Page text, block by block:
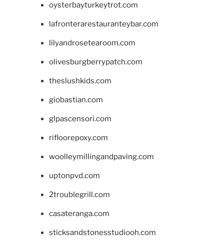
oysterbayturkeytrot.com
lafronterarestauranteybar.com
lilyandrosetearoom.com
olivesburgberrypatch.com
theslushkids.com
giobastian.com
glpascensori.com
rifloorepoxy.com
woolleymillingandpaving.com
uptonpvd.com
2troublegrill.com
casateranga.com
sticksandstonesstudiooh.com